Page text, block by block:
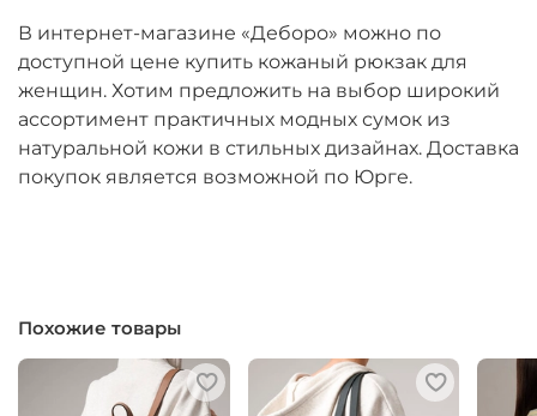
В интернет-магазине «Деборо» можно по
доступной цене купить кожаный рюкзак для
женщин. Хотим предложить на выбор широкий
ассортимент практичных модных сумок из
натуральной кожи в стильных дизайнах. Доставка
покупок является возможной по Юрге.
Похожие товары